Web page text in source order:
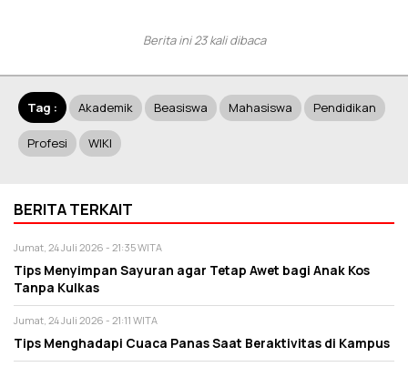
Berita ini 23 kali dibaca
Tag : Akademik Beasiswa Mahasiswa Pendidikan
Profesi WIKI
BERITA TERKAIT
Jumat, 24 Juli 2026 - 21:35 WITA
Tips Menyimpan Sayuran agar Tetap Awet bagi Anak Kos
Tanpa Kulkas
Jumat, 24 Juli 2026 - 21:11 WITA
Tips Menghadapi Cuaca Panas Saat Beraktivitas di Kampus